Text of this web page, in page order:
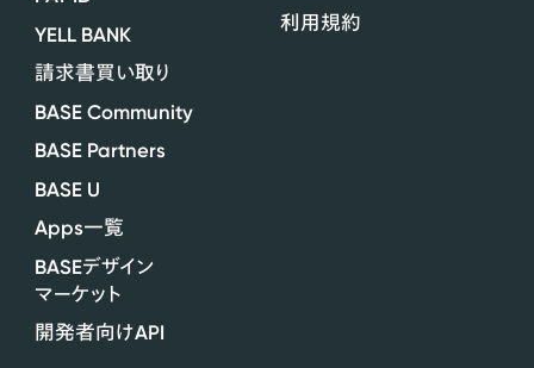
YELL BANK
請求書買い取り
BASE Community
BASE Partners
BASE U
Apps一覧
BASEデザイン
マーケット
開発者向けAPI
利用規約